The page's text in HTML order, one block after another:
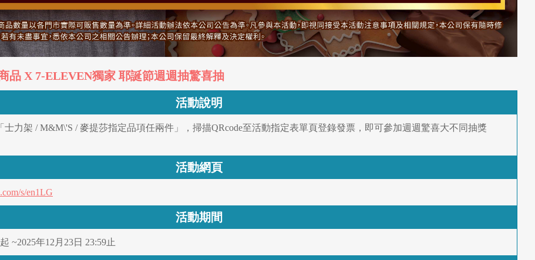
品 X 7-ELEVEN獨家 耶誕節週週抽驚喜抽
活動說明
士力架 / M&M\'S / 麥提莎指定品項任兩件」，掃描QRcode至活動指定表單頁登錄發票，即可參加週週驚喜大不同抽獎
活動網頁
s/en1LG
活動期間
~2025年12月23日 23:59止